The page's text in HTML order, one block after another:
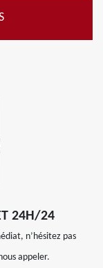
24H/24
n’hésitez pas
appeler.